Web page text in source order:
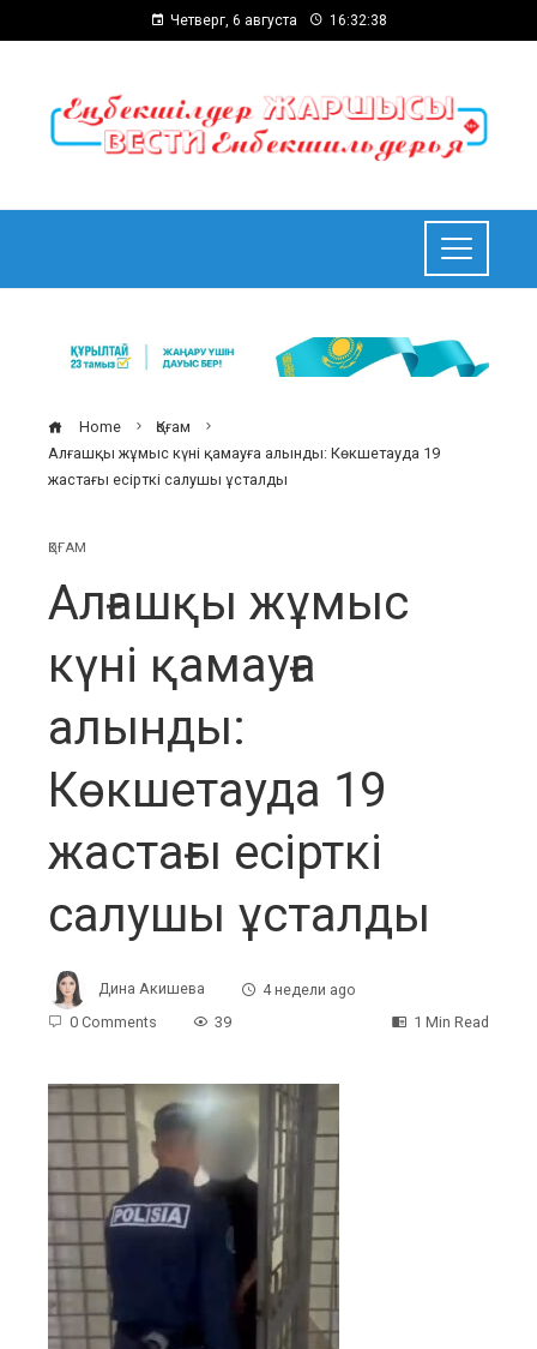
Четверг, 6 августа 16:32:39
Home
Қоғам
Алғашқы жұмыс күні қамауға алынды: Көкшетауда 19
жастағы есірткі салушы ұсталды
ҚОҒАМ
Алғашқы жұмыс
күні қамауға
алынды:
Көкшетауда 19
жастағы есірткі
салушы ұсталды
Дина Акишева
4 недели ago
0 Comments
39 1 Min Read